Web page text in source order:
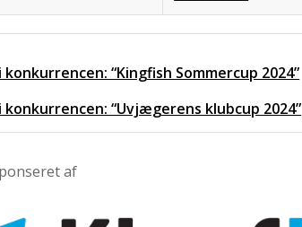
“Kingfish Sommercup 2024”
konkurrencen: “Uvjægerens klubcup 2024”
af